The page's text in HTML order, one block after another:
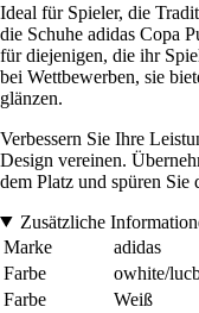
Ideal für Spieler, die
die Schuhe adidas Copa
für diejenigen, die ihr
bei Wettbewerben, sie
glänzen.
Verbessern Sie Ihre
Design vereinen.
dem Platz und spüren Sie
Zusätzliche
Marke
adidas
Farbe
owhite/
Farbe
Weiß